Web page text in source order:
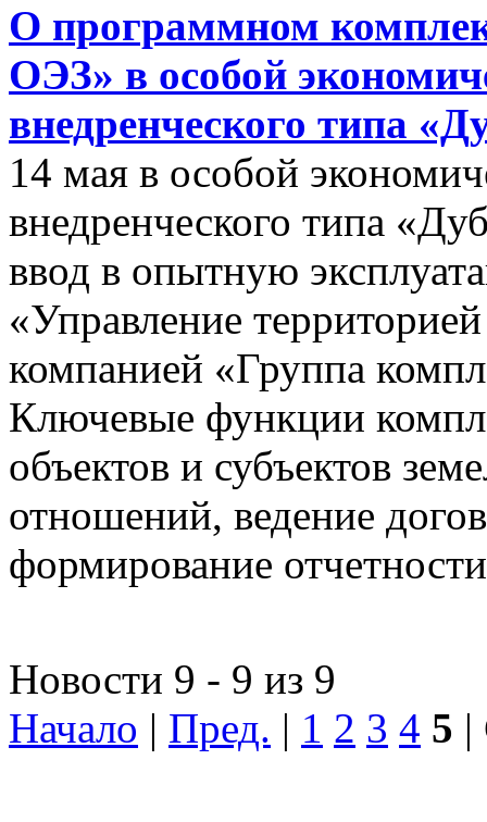
О программном
ОЭЗ» в особой
внедренческого типа
14 мая в особой
внедренческого типа
ввод в опытную
«Управление
компанией «Группа
Ключевые функции
объектов и субъектов
отношений, ведение
формирование
Новости 9 - 9 из 9
Начало | Пред. | 1 2 3 4 5 |